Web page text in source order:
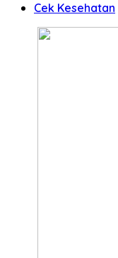
Cek Kesehatan